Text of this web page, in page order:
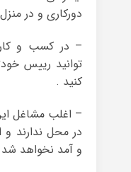
دورکاری و در
– در کسب و
توانید رییس
کنید .
– اغلب مشاغل
در محل ندارند
و آمد نخواهد